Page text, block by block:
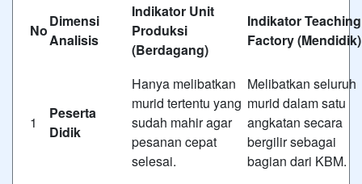
No
Dimensi
Analisis
Indikator Unit
Produksi
(Berdagang)
Indikator Teaching
Factory (Mendidik)
1
Peserta
Didik
Hanya melibatkan
murid tertentu yang
sudah mahir agar
pesanan cepat
selesai.
Melibatkan seluruh
murid dalam satu
angkatan secara
bergilir sebagai
bagian dari KBM.